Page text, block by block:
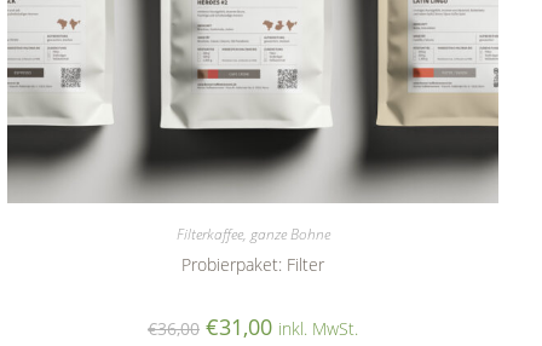
Filterkaffee, ganze Bohne
Probierpaket: Filter
€36,00 €31,00 inkl. MwSt.